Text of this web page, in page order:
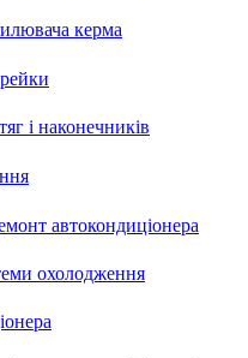
керма
і наконечників
автокондиціонера
охолодження